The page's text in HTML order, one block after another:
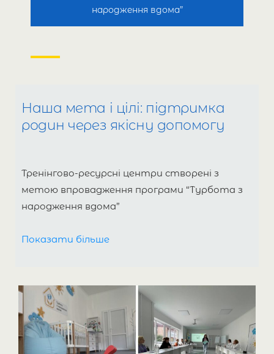
народження вдома”
Наша мета і цілі: підтримка
родин через якісну допомогу
Тренінгово-ресурсні центри створені з
метою впровадження програми “Турбота з
народження вдома”
забезпечуючи кожній дитині доступ до
медичних послуг. Перший центр було
відкрито у Житомирі, що стало відправною
точкою для розширення проєкту на інші
Показати більше